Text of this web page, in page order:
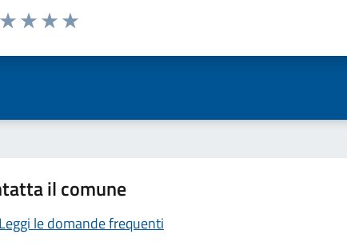
da 1 a 5 stelle la pagina
il comune
Leggi le domande frequenti